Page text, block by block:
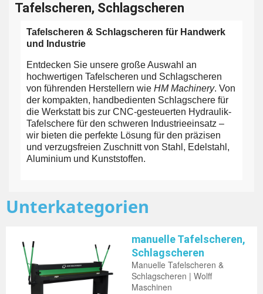
Tafelscheren, Schlagscheren
Tafelscheren & Schlagscheren für Handwerk
und Industrie
Entdecken Sie unsere große Auswahl an
hochwertigen Tafelscheren und Schlagscheren
von führenden Herstellern wie HM Machinery. Von
der kompakten, handbedienten Schlagschere für
die Werkstatt bis zur CNC-gesteuerten Hydraulik-
Tafelschere für den schweren Industrieeinsatz –
wir bieten die perfekte Lösung für den präzisen
und verzugsfreien Zuschnitt von Stahl, Edelstahl,
Aluminium und Kunststoffen.
Unterkategorien
manuelle Tafelscheren,
Schlagscheren
Manuelle Tafelscheren &
Schlagscheren | Wolff
Maschinen